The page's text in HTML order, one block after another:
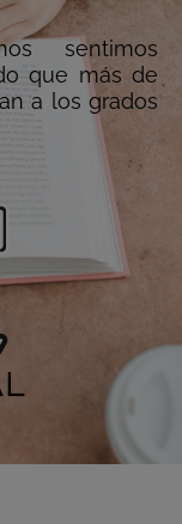
sentimos
que más de
a los grados